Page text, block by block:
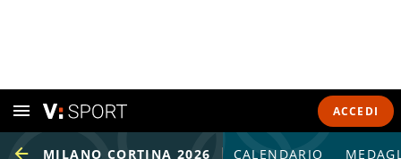
ACCEDI
MILANO CORTINA 2026 CALENDARIO